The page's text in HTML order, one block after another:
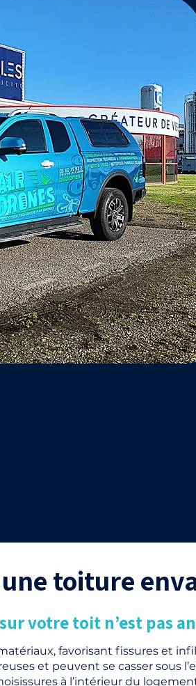
toiture
votre toit n’est pas
favorisant fissures et
et peuvent se casser sous
à l’intérieur du